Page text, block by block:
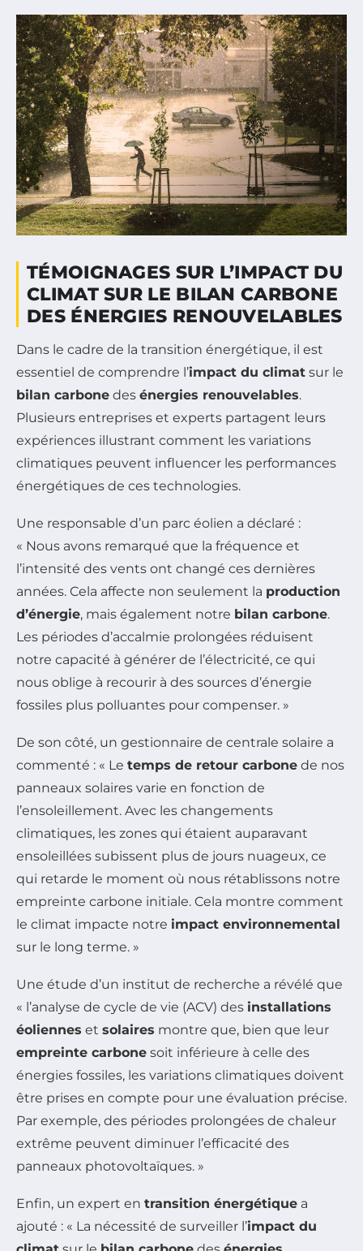
TÉMOIGNAGES SUR L’IMPACT DU
CLIMAT SUR LE BILAN CARBONE
DES ÉNERGIES RENOUVELABLES
Dans le cadre de la transition énergétique, il est
essentiel de comprendre l’impact du climat sur le
bilan carbone des énergies renouvelables.
Plusieurs entreprises et experts partagent leurs
expériences illustrant comment les variations
climatiques peuvent influencer les performances
énergétiques de ces technologies.
Une responsable d’un parc éolien a déclaré :
« Nous avons remarqué que la fréquence et
l’intensité des vents ont changé ces dernières
années. Cela affecte non seulement la production
d’énergie, mais également notre bilan carbone.
Les périodes d’accalmie prolongées réduisent
notre capacité à générer de l’électricité, ce qui
nous oblige à recourir à des sources d’énergie
fossiles plus polluantes pour compenser. »
De son côté, un gestionnaire de centrale solaire a
commenté : « Le temps de retour carbone de nos
panneaux solaires varie en fonction de
l’ensoleillement. Avec les changements
climatiques, les zones qui étaient auparavant
ensoleillées subissent plus de jours nuageux, ce
qui retarde le moment où nous rétablissons notre
empreinte carbone initiale. Cela montre comment
le climat impacte notre impact environnemental
sur le long terme. »
Une étude d’un institut de recherche a révélé que
« l’analyse de cycle de vie (ACV) des installations
éoliennes et solaires montre que, bien que leur
empreinte carbone soit inférieure à celle des
énergies fossiles, les variations climatiques doivent
être prises en compte pour une évaluation précise.
Par exemple, des périodes prolongées de chaleur
extrême peuvent diminuer l’efficacité des
panneaux photovoltaïques. »
Enfin, un expert en transition énergétique a
ajouté : « La nécessité de surveiller l’impact du